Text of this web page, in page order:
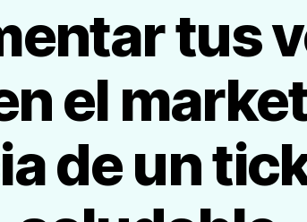
tus
el
de un